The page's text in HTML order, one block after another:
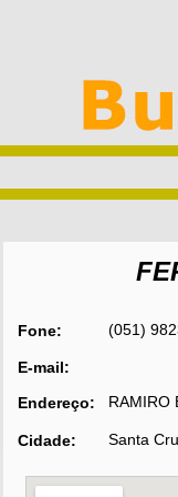
Fone: (051)
E-mail:
Endereço:
RAMIRO
Cidade: Santa